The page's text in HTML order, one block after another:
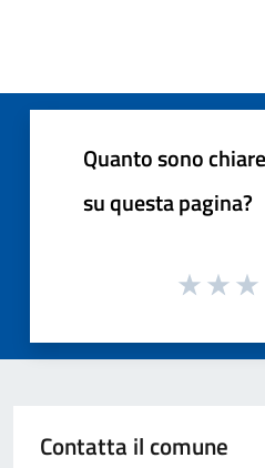
Quanto sono
su questa pagina?
Contatta il comune